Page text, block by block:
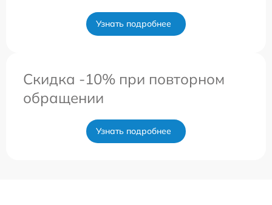
Узнать подробнее
Скидка -10% при повторном
обращении
Узнать подробнее